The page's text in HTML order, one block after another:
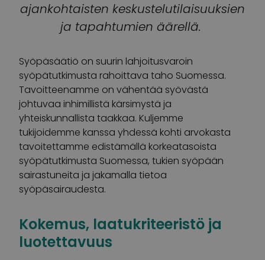
ajankohtaisten keskustelutilaisuuksien
ja tapahtumien äärellä.
Syöpäsäätiö on suurin lahjoitusvaroin
syöpätutkimusta rahoittava taho Suomessa.
Tavoitteenamme on vähentää syövästä
johtuvaa inhimillistä kärsimystä ja
yhteiskunnallista taakkaa. Kuljemme
tukijoidemme kanssa yhdessä kohti arvokasta
tavoitettamme edistämällä korkeatasoista
syöpätutkimusta Suomessa, tukien syöpään
sairastuneita ja jakamalla tietoa
syöpäsairaudesta.
Kokemus, laatukriteeristö ja
luotettavuus